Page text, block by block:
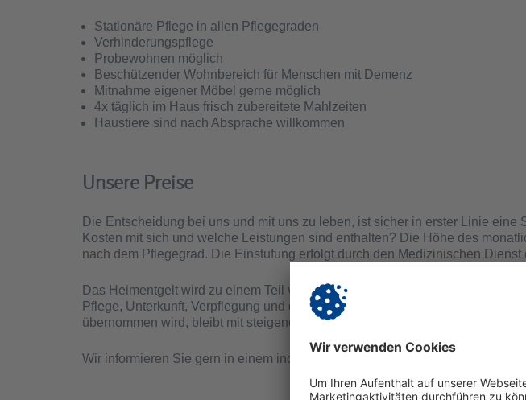
Stationäre Pflege in allen Pflegegraden
Verhinderungspflege
Probewohnen möglich
Beschützender Wohnbereich für Menschen mit Demenz
Mitnahme eigener Möbel gerne möglich
4x täglich im Haus frisch zubereitete Mahlzeiten
Haustiere sind nach Absprache willkommen
Unsere Preise
Die Entscheidung bei uns und mit uns zu leben, ist sicher in erster Linie eine
Kosten mit sich und welche Leistungen sind enthalten? Die Höhe des
nach dem Pflegegrad. Die Einstufung erfolgt durch den Medizinischen Dienst
Das Heimentgelt wird zu einem Teil von den Pflegekassen getragen und setzt
Pflege, Unterkunft, Verpflegung und den Investitionskosten. Der Eigenanteil,
übernommen wird, bleibt mit steigendem Pflegegrad gleich.
Wir informieren Sie gern in einem individuellen Beratungsgespräch.